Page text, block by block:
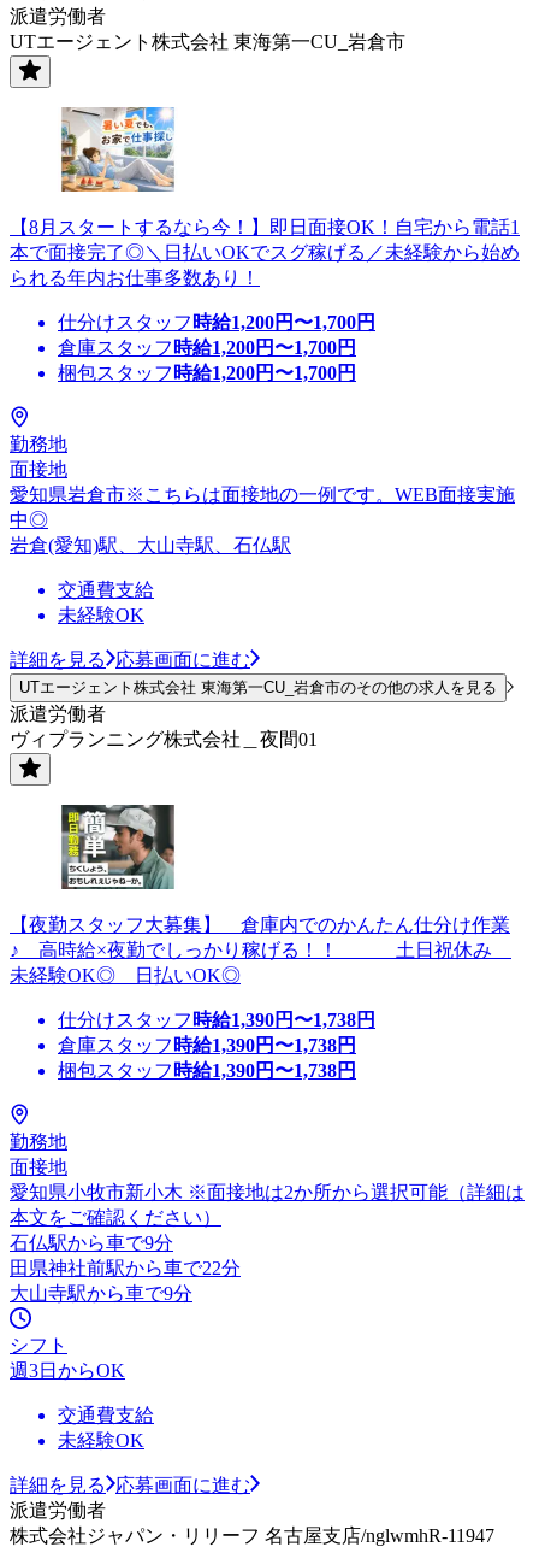
派遣労働者
UTエージェント株式会社 東海第一CU_岩倉市
【8月スタートするなら今！】即日面接OK！自宅から電話1
本で面接完了◎＼日払いOKでスグ稼げる／未経験から始め
られる年内お仕事多数あり！
仕分けスタッフ 時給1,200円〜1,700円
倉庫スタッフ 時給1,200円〜1,700円
梱包スタッフ 時給1,200円〜1,700円
勤務地
面接地
愛知県岩倉市※こちらは面接地の一例です。WEB面接実施
中◎
岩倉(愛知)駅、大山寺駅、石仏駅
交通費支給
未経験OK
詳細を見る 応募画面に進む
UTエージェント株式会社 東海第一CU_岩倉市のその他の求人を見る
派遣労働者
ヴィプランニング株式会社＿夜間01
【夜勤スタッフ大募集】 倉庫内でのかんたん仕分け作業
♪ 高時給×夜勤でしっかり稼げる！！ 土日祝休み
未経験OK◎ 日払いOK◎
仕分けスタッフ 時給1,390円〜1,738円
倉庫スタッフ 時給1,390円〜1,738円
梱包スタッフ 時給1,390円〜1,738円
勤務地
面接地
愛知県小牧市新小木 ※面接地は2か所から選択可能（詳細は
本文をご確認ください）
石仏駅から車で9分
田県神社前駅から車で22分
大山寺駅から車で9分
シフト
週3日からOK
交通費支給
未経験OK
詳細を見る
応募画面に進む
派遣労働者
株式会社ジャパン・リリーフ 名古屋支店/nglwmhR-11947